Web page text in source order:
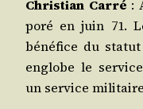
Chris­tian Car­ré :
po­ré en juin 71.
béné­fice du
englobe le
un ser­vice